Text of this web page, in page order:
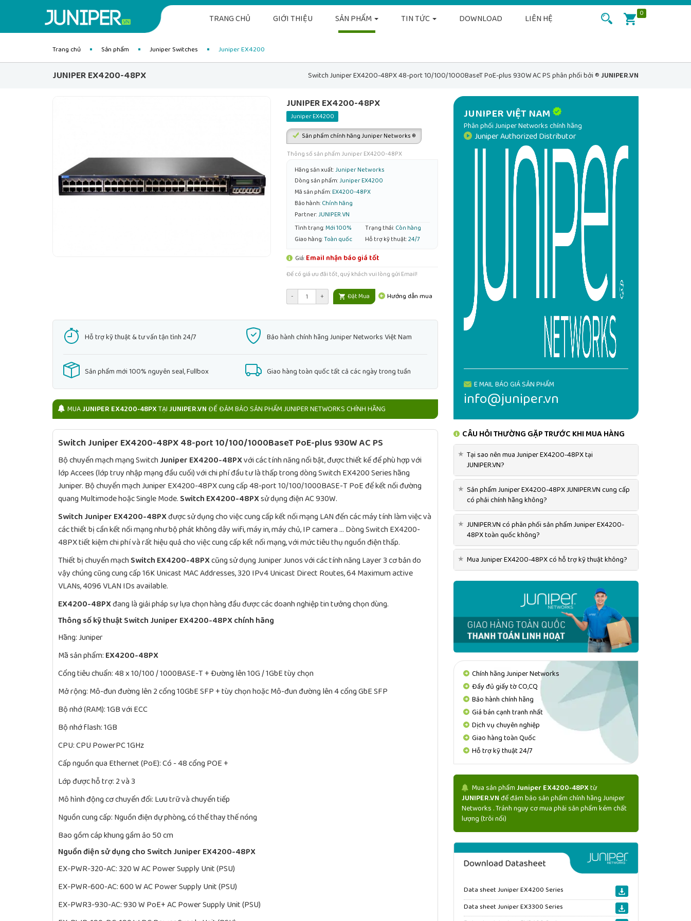
TRANG CHỦ GIỚI THIỆU SẢN PHẨM TIN TỨC DOWNLOAD LIÊN HỆ 0
Trang chủ Sản phẩm Juniper Switches Juniper EX4200
JUNIPER EX4200-48PX Switch Juniper EX4200-48PX 48-port 10/100/1000BaseT PoE-plus 930W AC PS phân phối bởi ®JUNIPER.VN
JUNIPER EX4200-48PX
Juniper EX4200
Sản phẩm chính hãng Juniper Networks ®
Thông số sản phẩm Juniper EX4200-48PX
Hãng sản xuất:Juniper Networks
Dòng sản phẩm:Juniper EX4200
Mã sản phẩm: EX4200-48PX
Bảo hành: Chính hãng
Partner:JUNIPER.VN
Tình trạng: Mới 100% Trạng thái: Còn hàng
Giao hàng:Toàn quốc Hỗ trợ kỹ thuật:24/7
Giá: Email nhận báo giá tốt
Để có giá ưu đãi tốt, quý khách vui lòng gửi Email!
- + Đặt Mua Hướng dẫn mua
Hỗ trợ kỹ thuật & tư vấn tận tình 24/7 Bảo hành chính hãng Juniper Networks Việt Nam
Sản phẩm mới 100% nguyên seal, Fullbox Giao hàng toàn quốc tất cả các ngày trong tuần
MUAJUNIPER EX4200-48PXTẠIJUNIPER.VNĐỂ ĐẢM BẢO SẢN PHẨM JUNIPER NETWORKS CHÍNH HÃNG
Switch Juniper EX4200-48PX 48-port 10/100/1000BaseT PoE-plus 930W AC PS
Bộ chuyển mạch mạng SwitchJuniper EX4200-48PXvới các tính năng nổi bật, được thiết kế để phù hợp với
lớp Accees (lớp truy nhập mạng đầu cuối) với chi phí đầu tư là thấp trong dòng Switch EX4200 Series hãng
Juniper. Bộ chuyển mạch Juniper EX4200-48PX cung cấp 48-port 10/100/1000BASE-T PoE để kết nối đường
quang Multimode hoặc Single Mode. Switch EX4200-48PXsử dụng điện AC 930W.
Switch Juniper EX4200-48PXđược sử dụng cho việc cung cấp kết nối mạng LAN đến các máy tính làm việc và
các thiết bị cần kết nối mạng như bộ phát không dây wifi, máy in, máy chủ, IP camera … Dòng Switch EX4200-
48PX tiết kiệm chi phí và rất hiệu quả cho việc cung cấp kết nối mạng, với mức tiêu thụ nguồn điện thấp.
Thiết bị chuyển mạchSwitch EX4200-48PXcũng sử dụng Juniper Junos với các tính năng Layer 3 cơ bản do
vậy chúng cũng cung cấp 16K Unicast MAC Addresses, 320 IPv4 Unicast Direct Routes, 64 Maximum active
VLANs, 4096 VLAN IDs available.
EX4200-48PXđang là giải pháp sự lựa chọn hàng đầu được các doanh nghiệp tin tưởng chọn dùng.
Thông số kỹ thuật Switch Juniper EX4200-48PX chính hãng
Hãng: Juniper
Mã sản phẩm: EX4200-48PX
Cổng tiêu chuẩn: 48 x 10/100 / 1000BASE-T + Đường lên 10G / 1GbE tùy chọn
Mở rộng: Mô-đun đường lên 2 cổng 10GbE SFP + tùy chọn hoặc Mô-đun đường lên 4 cổng GbE SFP
Bộ nhớ (RAM): 1GB với ECC
Bộ nhớ flash: 1GB
CPU: CPU PowerPC 1GHz
Cấp nguồn qua Ethernet (PoE): Có - 48 cổng POE +
Lớp được hỗ trợ: 2 và 3
Mô hình động cơ chuyển đổi: Lưu trữ và chuyển tiếp
Nguồn cung cấp: Nguồn điện dự phòng, có thể thay thế nóng
Bao gồm cáp khung gầm ảo 50 cm
Nguồn điện sử dụng cho Switch Juniper EX4200-48PX
EX-PWR-320-AC: 320 W AC Power Supply Unit (PSU)
EX-PWR-600-AC: 600 W AC Power Supply Unit (PSU)
EX-PWR3-930-AC: 930 W PoE+ AC Power Supply Unit (PSU)
JUNIPER VIỆT NAM
Phân phối Juniper Networks chính hãng
Juniper Authorized Distributor
E MAIL BÁO GIÁ SẢN PHẨM
info@juniper.vn
CÂU HỎI THƯỜNG GẶP TRƯỚC KHI MUA HÀNG
★ Tại sao nên mua Juniper EX4200-48PX tại
JUNIPER.VN?
★ Sản phẩm Juniper EX4200-48PX JUNIPER.VN cung cấp
có phải chính hãng không?
★ JUNIPER.VN có phân phối sản phẩm Juniper EX4200-
48PX toàn quốc không?
★ Mua Juniper EX4200-48PX có hỗ trợ kỹ thuật không?
Chính hãng Juniper Networks
Đầy đủ giấy tờ CO,CQ
Bảo hành chính hãng
Giá bán cạnh tranh nhất
Dịch vụ chuyên nghiệp
Giao hàng toàn Quốc
Hỗ trợ kỹ thuật 24/7
Mua sản phẩmJuniper EX4200-48PXtừ
JUNIPER.VNđể đảm bảo sản phẩm chính hãng Juniper
Networks . Tránh nguy cơ mua phải sản phẩm kém chất
lượng (trôi nổi)
Data sheet Juniper EX4200 Series
Data sheet Juniper EX3300 Series